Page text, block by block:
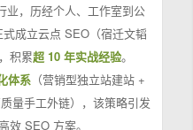
业，历经个人、工作室到公
成立云点 SEO（宿迁文韬
积累超 10 年实战经验。
体系（营销型独立站建站 +
量手工外链），该策略引发
效 SEO 方案。